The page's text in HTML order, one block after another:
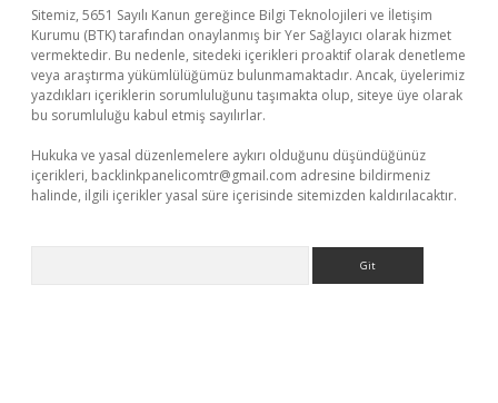
Sitemiz, 5651 Sayılı Kanun gereğince Bilgi Teknolojileri ve İletişim
Kurumu (BTK) tarafından onaylanmış bir Yer Sağlayıcı olarak hizmet
vermektedir. Bu nedenle, sitedeki içerikleri proaktif olarak denetleme
veya araştırma yükümlülüğümüz bulunmamaktadır. Ancak, üyelerimiz
yazdıkları içeriklerin sorumluluğunu taşımakta olup, siteye üye olarak
bu sorumluluğu kabul etmiş sayılırlar.
Hukuka ve yasal düzenlemelere aykırı olduğunu düşündüğünüz
içerikleri, backlinkpanelicomtr@gmail.com adresine bildirmeniz
halinde, ilgili içerikler yasal süre içerisinde sitemizden kaldırılacaktır.